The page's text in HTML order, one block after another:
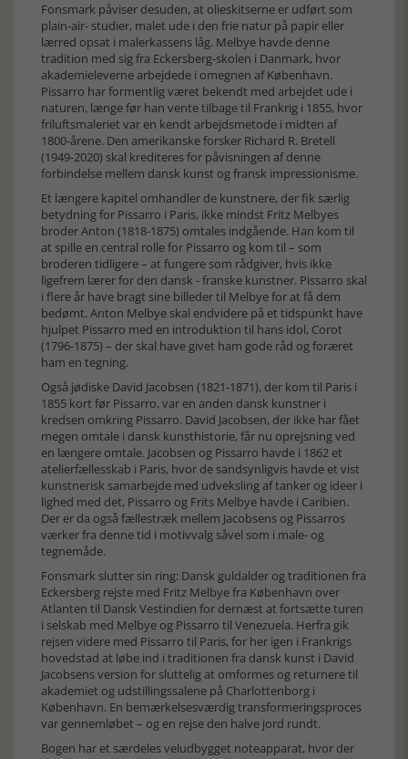
Fonsmark påviser desuden, at olieskitserne er udført som
plain-air- studier, malet ude i den frie natur på papir eller
lærred opsat i malerkassens låg. Melbye havde denne
tradition med sig fra Eckersberg-skolen i Danmark, hvor
akademieleverne arbejdede i omegnen af København.
Pissarro har formentlig været bekendt med arbejdet ude i
naturen, længe før han vente tilbage til Frankrig i 1855, hvor
friluftsmaleriet var en kendt arbejdsmetode i midten af
1800-årene. Den amerikanske forsker Richard R. Bretell
(1949-2020) skal krediteres for påvisningen af denne
forbindelse mellem dansk kunst og fransk impressionisme.
Et længere kapitel omhandler de kunstnere, der fik særlig
betydning for Pissarro i Paris, ikke mindst Fritz Melbyes
broder Anton (1818-1875) omtales indgående. Han kom til
at spille en central rolle for Pissarro og kom til – som
broderen tidligere – at fungere som rådgiver, hvis ikke
ligefrem lærer for den dansk - franske kunstner. Pissarro skal
i flere år have bragt sine billeder til Melbye for at få dem
bedømt. Anton Melbye skal endvidere på et tidspunkt have
hjulpet Pissarro med en introduktion til hans idol, Corot
(1796-1875) – der skal have givet ham gode råd og foræret
ham en tegning.
Også jødiske David Jacobsen (1821-1871), der kom til Paris i
1855 kort før Pissarro, var en anden dansk kunstner i
kredsen omkring Pissarro. David Jacobsen, der ikke har fået
megen omtale i dansk kunsthistorie, får nu oprejsning ved
en længere omtale. Jacobsen og Pissarro havde i 1862 et
atelierfællesskab i Paris, hvor de sandsynligvis havde et vist
kunstnerisk samarbejde med udveksling af tanker og ideer i
lighed med det, Pissarro og Frits Melbye havde i Caribien.
Der er da også fællestræk mellem Jacobsens og Pissarros
værker fra denne tid i motivvalg såvel som i male- og
tegnemåde.
Fonsmark slutter sin ring: Dansk guldalder og traditionen fra
Eckersberg rejste med Fritz Melbye fra København over
Atlanten til Dansk Vestindien for dernæst at fortsætte turen
i selskab med Melbye og Pissarro til Venezuela. Herfra gik
rejsen videre med Pissarro til Paris, for her igen i Frankrigs
hovedstad at løbe ind i traditionen fra dansk kunst i David
Jacobsens version for sluttelig at omformes og returnere til
akademiet og udstillingssalene på Charlottenborg i
København. En bemærkelsesværdig transformeringsproces
var gennemløbet – og en rejse den halve jord rundt.
Bogen har et særdeles veludbygget noteapparat, hvor der